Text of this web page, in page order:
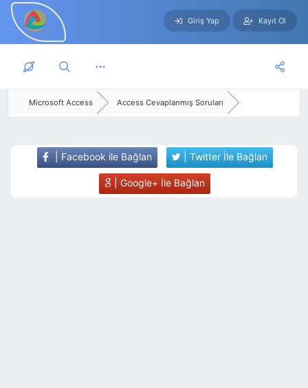
Skip to main content
Giriş Yap Kayıt Ol
Microsoft Access Access Cevaplanmış Soruları
| Facebook ile Bağlan | Twitter İle Bağlan
| Google+ İle Bağlan